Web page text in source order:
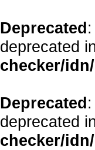
Deprecated
deprecated
checker/
Deprecated
deprecated
checker/